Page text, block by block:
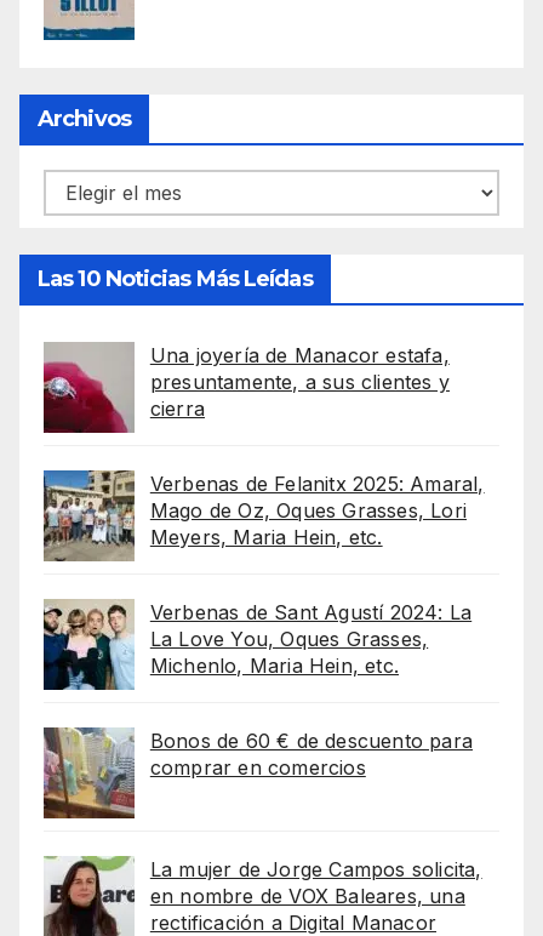
Archivos
Archivos
Las 10 Noticias Más Leídas
Una joyería de Manacor estafa,
presuntamente, a sus clientes y
cierra
Verbenas de Felanitx 2025: Amaral,
Mago de Oz, Oques Grasses, Lori
Meyers, Maria Hein, etc.
Verbenas de Sant Agustí 2024: La
La Love You, Oques Grasses,
Michenlo, Maria Hein, etc.
Bonos de 60 € de descuento para
comprar en comercios
La mujer de Jorge Campos solicita,
en nombre de VOX Baleares, una
rectificación a Digital Manacor